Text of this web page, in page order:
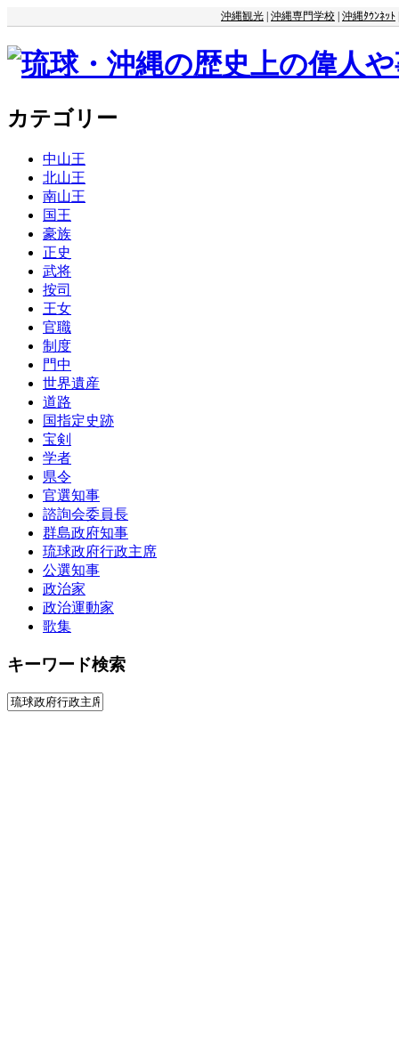
沖縄観光 沖縄専門学校 沖縄ﾀｳﾝﾈｯﾄ
カテゴリー
中山王
北山王
南山王
国王
豪族
正史
武将
按司
王女
官職
制度
門中
世界遺産
道路
国指定史跡
宝剣
学者
県令
官選知事
諮詢会委員長
群島政府知事
琉球政府行政主席
公選知事
政治家
政治運動家
歌集
キーワード検索